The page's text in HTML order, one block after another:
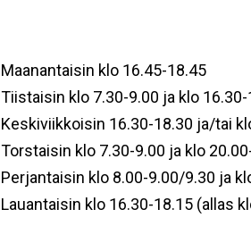
Maanantaisin klo 16.45-18.45
Tiistaisin klo 7.30-9.00 ja klo 16.30-
Keskiviikkoisin 16.30-18.30 ja/tai
Torstaisin klo 7.30-9.00 ja klo
Perjantaisin klo 8.00-9.00/9.30 ja
Lauantaisin klo 16.30-18.15 (allas